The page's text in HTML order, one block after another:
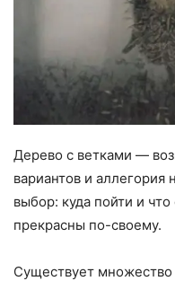
Дерево с ветками —
вариантов и аллегория
выбор: куда пойти и
прекрасны по-своему.
Существует множество